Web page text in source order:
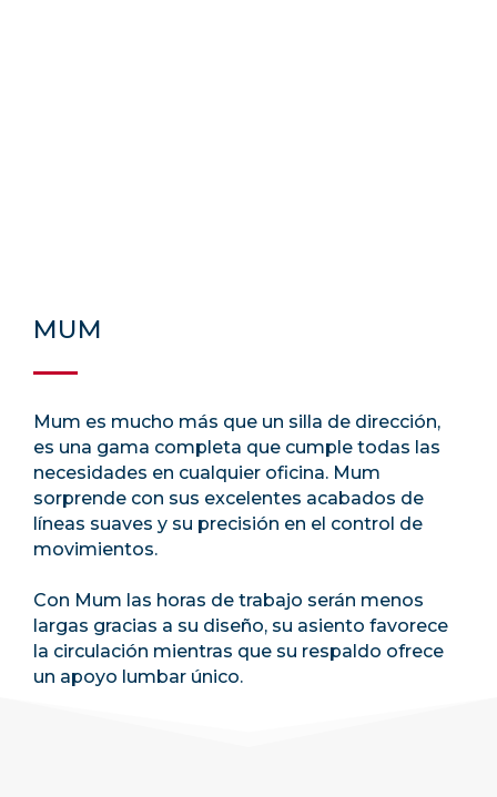
MUM
Mum es mucho más que un silla de dirección,
es una gama completa que cumple todas las
necesidades en cualquier oficina. Mum
sorprende con sus excelentes acabados de
líneas suaves y su precisión en el control de
movimientos.
Con Mum las horas de trabajo serán menos
largas gracias a su diseño, su asiento favorece
la circulación mientras que su respaldo ofrece
un apoyo lumbar único.